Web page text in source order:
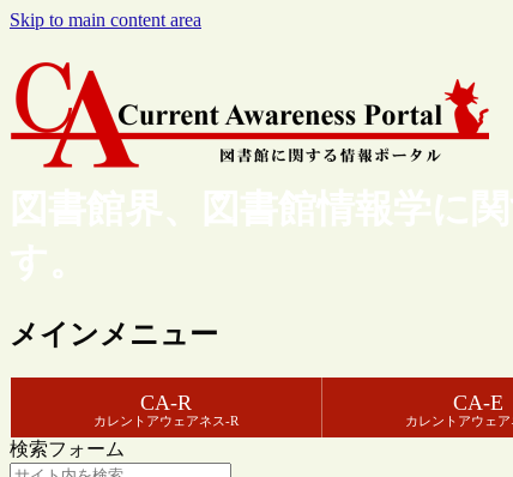
Skip to main content area
図書館界、図書館情報学に
す。
メインメニュー
CA-R
カレントアウェアネス-R
CA-E
カレントアウェ
検索フォーム